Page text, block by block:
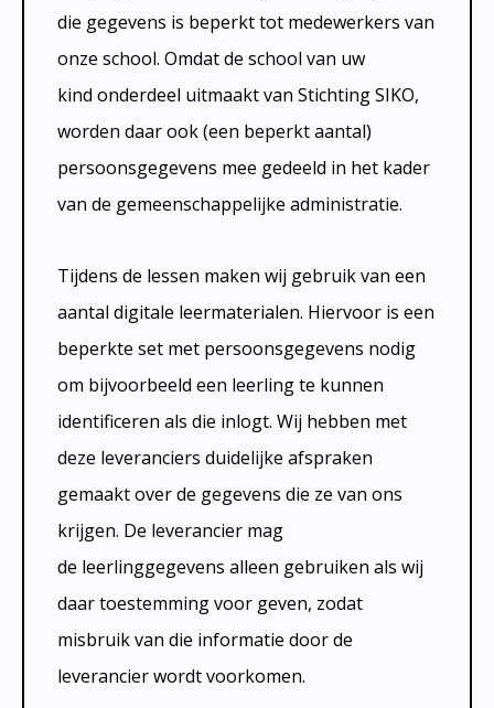
die gegevens is beperkt tot medewerkers van
onze school. Omdat de school van uw
kind onderdeel uitmaakt van Stichting SIKO,
worden daar ook (een beperkt aantal)
persoonsgegevens mee gedeeld in het kader
van de gemeenschappelijke administratie.
Tijdens de lessen maken wij gebruik van een
aantal digitale leermaterialen. Hiervoor is een
beperkte set met persoonsgegevens nodig
om bijvoorbeeld een leerling te kunnen
identificeren als die inlogt. Wij hebben met
deze leveranciers duidelijke afspraken
gemaakt over de gegevens die ze van ons
krijgen. De leverancier mag
de leerlinggegevens alleen gebruiken als wij
daar toestemming voor geven, zodat
misbruik van die informatie door de
leverancier wordt voorkomen.